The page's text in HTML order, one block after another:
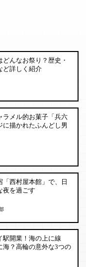
んなお祭り？歴史・
ど詳しく紹介
ラメル的お菓子「兵六
に描かれたふんどし男
「西村屋本館」で、日
夜を過ごす
駅開業！海の上に線
海？高輪の意外な3つの